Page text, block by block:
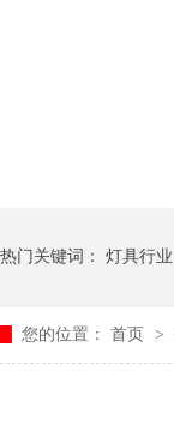
热门关键词： 灯具行业
您的位置： 首页 >